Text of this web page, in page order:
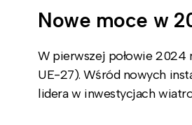
Nowe moce w
W pierwszej połowie
UE-27). Wśród nowych
lidera w inwestycjach